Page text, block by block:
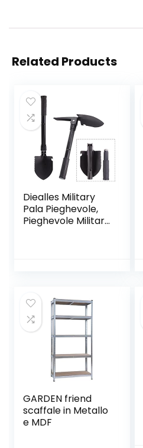
Related Products
Diealles Military
Pala Pieghevole,
Pieghevole Militare
Giardinaggio,
Militari
GARDEN friend
scaffale in Metallo
e MDF